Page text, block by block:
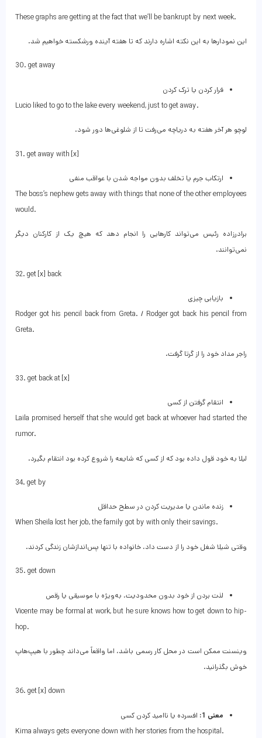
These graphs are getting at the fact that we’ll be bankrupt by next week.
این نمودارها به این نکته اشاره دارند که تا هفته آینده ورشکسته خواهیم شد.
30. get away
فرار کردن یا ترک کردن
Lucio liked to go to the lake every weekend, just to get away.
لوچو هر آخر هفته به دریاچه می‌رفت تا از شلوغی‌ها دور شود.
31. get away with [x]
ارتکاب جرم یا تخلف بدون مواجه شدن با عواقب منفی
The boss’s nephew gets away with things that none of the other employees
would.
برادرزاده رئیس می‌تواند کارهایی را انجام دهد که هیچ یک از کارکنان دیگر
نمی‌توانند.
32. get [x] back
بازیابی چیزی
Rodger got his pencil back from Greta. / Rodger got back his pencil from
Greta.
راجر مداد خود را از گرتا گرفت.
33. get back at [x]
انتقام گرفتن از کسی
Laila promised herself that she would get back at whoever had started the
rumor.
لیلا به خود قول داده بود که از کسی که شایعه را شروع کرده بود انتقام بگیرد.
34. get by
زنده ماندن یا مدیریت کردن در سطح حداقل
When Sheila lost her job, the family got by with only their savings.
وقتی شیلا شغل خود را از دست داد، خانواده با تنها پس‌اندازشان زندگی کردند.
35. get down
لذت بردن از خود بدون محدودیت، به‌ویژه با موسیقی یا رقص
Vicente may be formal at work, but he sure knows how to get down to hip-
hop.
وینسنت ممکن است در محل کار رسمی باشد، اما واقعاً می‌داند چطور با هیپ‌هاپ
خوش بگذرانید.
36. get [x] down
معنی 1:
افسرده یا ناامید کردن کسی
Kima always gets everyone down with her stories from the hospital.